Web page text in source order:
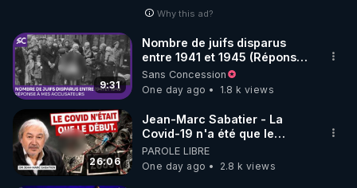
Why this ad?
9:31
Nombre de juifs disparus
entre 1941 et 1945 (Réponse
à mes accusateurs)
Sans Concession
One day ago
1.8 k views
26:06
Jean-Marc Sabatier - La
Covid-19 n'a été que le
début - L'ARNm & l'ARNm-aa
jusqu où auront-t-il ?
PAROLE LIBRE
One day ago
2.8 k views